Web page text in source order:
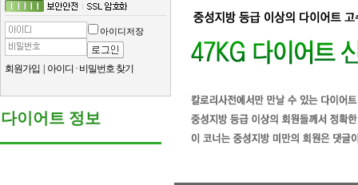
아이디저장
회원가입 아이디 · 비밀번호 찾기
다이어트 정보